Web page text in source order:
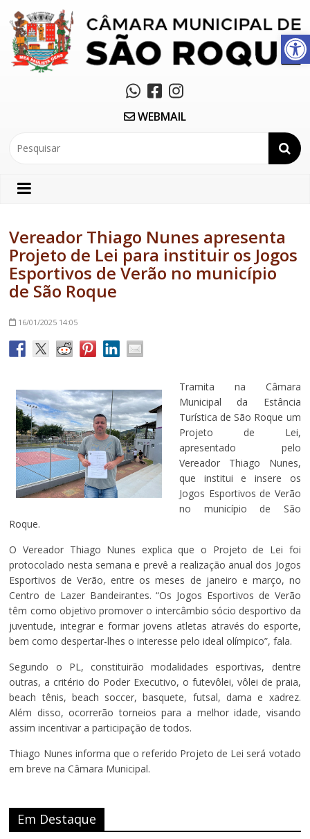
Abrir a barra de ferramentas
WEBMAIL
Vereador Thiago Nunes apresenta
Projeto de Lei para instituir os Jogos
Esportivos de Verão no município
de São Roque
16/01/2025 14:05
Tramita na Câmara
Municipal da Estância
Turística de São Roque um
Projeto de Lei,
apresentado pelo
Vereador Thiago Nunes,
que institui e insere os
Jogos Esportivos de Verão
no município de São
Roque.
O Vereador Thiago Nunes explica que o Projeto de Lei foi
protocolado nesta semana e prevê a realização anual dos Jogos
Esportivos de Verão, entre os meses de janeiro e março, no
Centro de Lazer Bandeirantes. “Os Jogos Esportivos de Verão
têm como objetivo promover o intercâmbio sócio desportivo da
juventude, integrar e formar jovens atletas através do esporte,
bem como despertar-lhes o interesse pelo ideal olímpico”, fala.
Segundo o PL, constituirão modalidades esportivas, dentre
outras, a critério do Poder Executivo, o futevôlei, vôlei de praia,
beach tênis, beach soccer, basquete, futsal, dama e xadrez.
Além disso, ocorrerão torneios para a melhor idade, visando
assim incentivar a participação de todos.
Thiago Nunes informa que o referido Projeto de Lei será votado
em breve na Câmara Municipal.
Em Destaque